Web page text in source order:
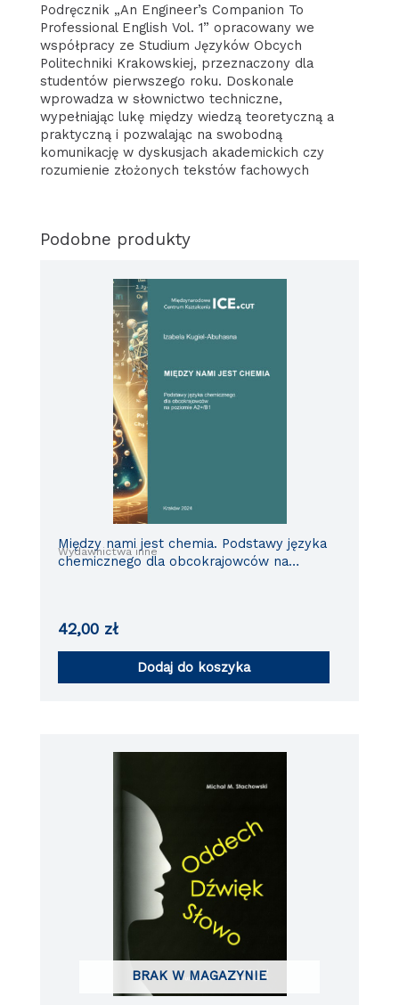
Podręcznik „An Engineer’s Companion To
Professional English Vol. 1” opracowany we
współpracy ze Studium Języków Obcych
Politechniki Krakowskiej, przeznaczony dla
studentów pierwszego roku. Doskonale
wprowadza w słownictwo techniczne,
wypełniając lukę między wiedzą teoretyczną a
praktyczną i pozwalając na swobodną
komunikację w dyskusjach akademickich czy
rozumienie złożonych tekstów fachowych
Podobne produkty
Wydawnictwa inne
Między nami jest chemia. Podstawy języka
chemicznego dla obcokrajowców na
42,00 zł
Dodaj do koszyka
BRAK W MAGAZYNIE